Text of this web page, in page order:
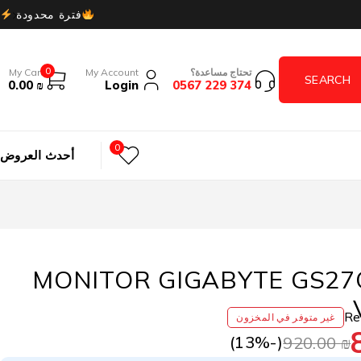
فترة محدودة
تحتاج مساعدة؟
374 229 0567
My Account
Login
0
My Cart
0.00 ₪
0 أحدث العروض
MONITOR GIGABYTE
غير متوفر في المخزون
920.00₪
(-
13%)